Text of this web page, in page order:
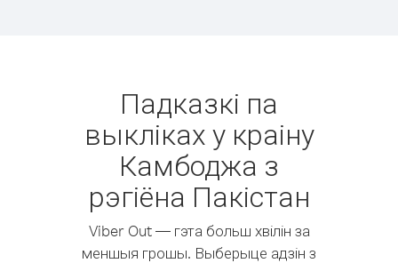
Падказкі па
выкліках у краіну
Камбоджа з
рэгіёна Пакістан
Viber Out — гэта больш хвілін за
меншыя грошы. Выберыце адзін з